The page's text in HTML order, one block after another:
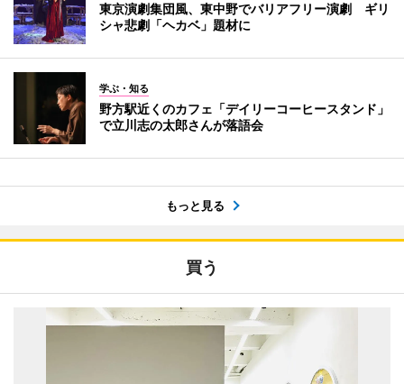
東京演劇集団風、東中野でバリアフリー演劇 ギリ
シャ悲劇「ヘカベ」題材に
学ぶ・知る
野方駅近くのカフェ「デイリーコーヒースタンド」
で立川志の太郎さんが落語会
もっと見る
買う